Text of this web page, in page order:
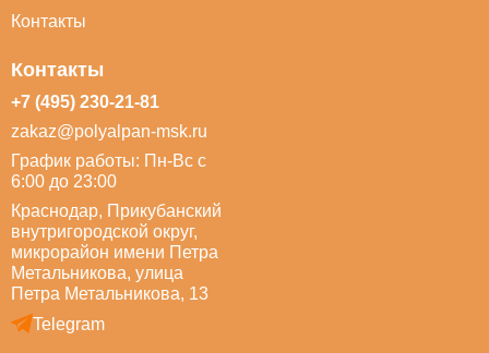
Контакты
Контакты
+7 (495) 230-21-81
zakaz@polyalpan-msk.ru
График работы: Пн-Вс с
6:00 до 23:00
Краснодар, Прикубанский
внутригородской округ,
микрорайон имени Петра
Метальникова, улица
Петра Метальникова, 13
Telegram